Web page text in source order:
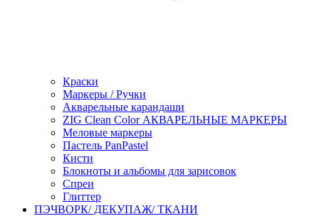
Краски
Маркеры / Ручки
Акварельные карандаши
ZIG Clean Color АКВАРЕЛЬНЫЕ МАРКЕРЫ
Меловые маркеры
Пастель PanPastel
Кисти
Блокноты и альбомы для зарисовок
Спреи
Глиттер
ПЭЧВОРК/ ДЕКУПАЖ/ ТКАНИ